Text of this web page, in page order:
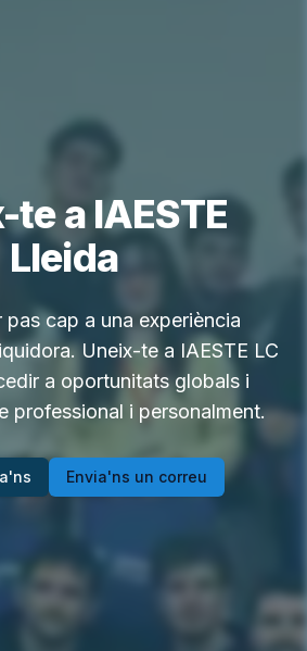
te a IAESTE
Lleida
pas cap a una experiència
Uneix-te a IAESTE LC
a oportunitats globals i
professional i personalment.
Envia'ns un correu